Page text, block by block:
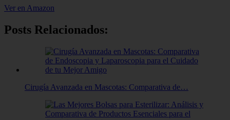
Ver en Amazon
Posts Relacionados:
Cirugía Avanzada en Mascotas: Comparativa de…